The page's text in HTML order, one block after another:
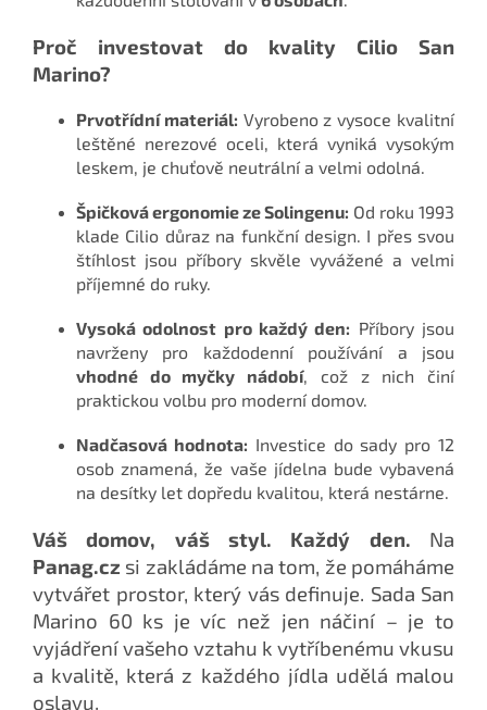
Proč investovat do kvality Cilio San
Marino?
Prvotřídní materiál: Vyrobeno z vysoce kvalitní
leštěné nerezové oceli, která vyniká vysokým
leskem, je chuťově neutrální a velmi odolná.
Špičková ergonomie ze Solingenu: Od roku 1993
klade Cilio důraz na funkční design. I přes svou
štíhlost jsou příbory skvěle vyvážené a velmi
příjemné do ruky.
Vysoká odolnost pro každý den: Příbory jsou
navrženy pro každodenní používání a jsou
vhodné do myčky nádobí, což z nich činí
praktickou volbu pro moderní domov.
Nadčasová hodnota: Investice do sady pro 12
osob znamená, že vaše jídelna bude vybavená
na desítky let dopředu kvalitou, která nestárne.
Váš domov, váš styl. Každý den. Na
Panag.cz si zakládáme na tom, že pomáháme
vytvářet prostor, který vás definuje. Sada San
Marino 60 ks je víc než jen náčiní – je to
vyjádření vašeho vztahu k vytříbenému vkusu
a kvalitě, která z každého jídla udělá malou
oslavu.